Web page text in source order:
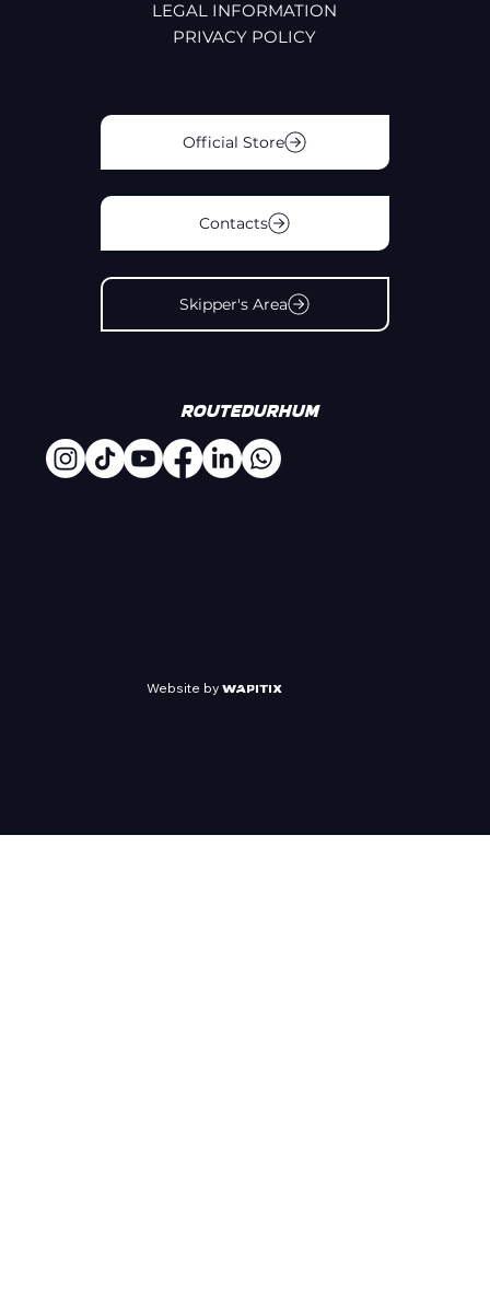
LEGAL INFORMATION
PRIVACY POLICY
Official Store
Contacts
Skipper's Area
#Routedurhum
Website by